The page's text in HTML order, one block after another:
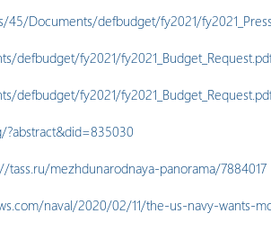
Documents/defbudget/fy2021/
defbudget/fy2021/
defbudget/fy2021/
?abstract&did=835030
tass.ru/mezhdunarodnaya-panorama/7884017
naval/2020/02/11/the-us-navy-wants-